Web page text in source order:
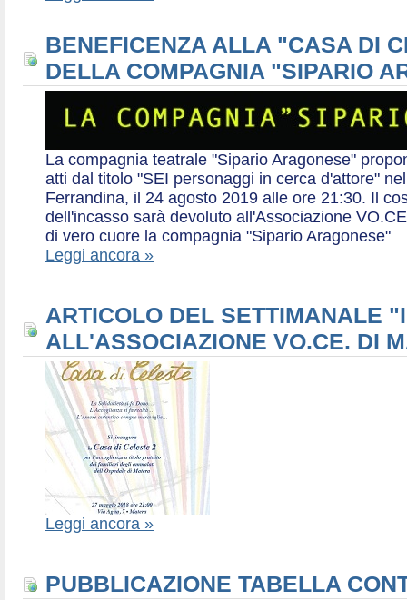
BENEFICENZA ALLA "CASA DI
DELLA COMPAGNIA "SIPARIO
La compagnia teatrale "Sipario Aragonese"
atti dal titolo "SEI personaggi in cerca d'attore"
Ferrandina, il 24 agosto 2019 alle ore 21:30. Il
dell'incasso sarà devoluto all'Associazione
di vero cuore la compagnia "Sipario Aragonese"
Leggi ancora »
ARTICOLO DEL SETTIMANALE
ALL'ASSOCIAZIONE VO.CE. DI
Leggi ancora »
PUBBLICAZIONE TABELLA